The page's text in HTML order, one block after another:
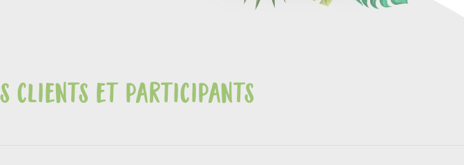
clients et participants